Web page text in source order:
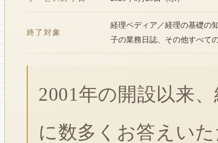
終了対象
経理ペディア／経理の基礎の
子の業務日誌、その他すべて
2001年の開設以来
に数多くお答えい